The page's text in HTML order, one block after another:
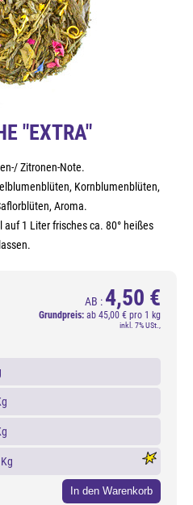
"EXTRA"
Zitronen-Note.
Kornblumenblüten,
Aroma.
auf 1 Liter frisches ca. 80° heißes
AB : 4,50 €
Grundpreis: ab 45,00 € pro 1 kg
inkl. 7% USt.,
In den Warenkorb